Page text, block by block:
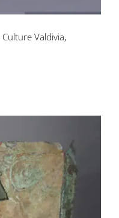
Valdivia,